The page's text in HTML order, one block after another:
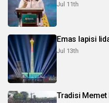
Jul 11th
Emas lapisi
Jul 13th
Tradisi Memet